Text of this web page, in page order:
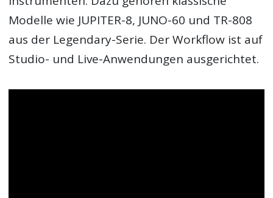
Modelle wie JUPITER-8, JUNO-60 und TR-808
aus der Legendary-Serie. Der Workflow ist auf
Studio- und Live-Anwendungen ausgerichtet.